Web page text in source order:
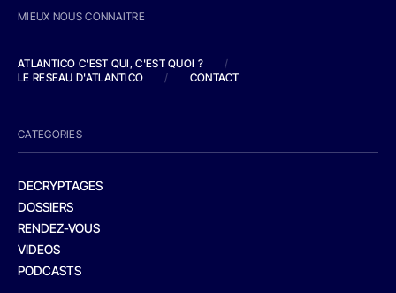
MIEUX NOUS CONNAITRE
ATLANTICO C'EST QUI, C'EST QUOI ?
/
LE RESEAU D'ATLANTICO
/ CONTACT
CATEGORIES
DECRYPTAGES
DOSSIERS
RENDEZ-VOUS
VIDEOS
PODCASTS